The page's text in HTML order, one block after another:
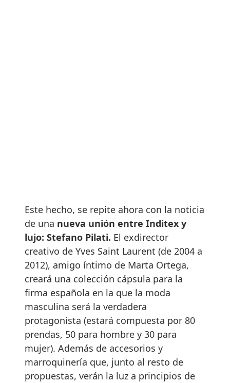
Este hecho, se repite ahora con la noticia
de una nueva unión entre Inditex y
lujo: Stefano Pilati. El exdirector
creativo de Yves Saint Laurent (de 2004 a
2012), amigo íntimo de Marta Ortega,
creará una colección cápsula para la
firma española en la que la moda
masculina será la verdadera
protagonista (estará compuesta por 80
prendas, 50 para hombre y 30 para
mujer). Además de accesorios y
marroquinería que, junto al resto de
propuestas, verán la luz a principios de